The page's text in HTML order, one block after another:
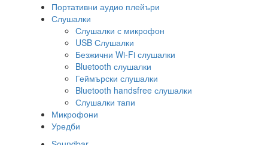
Портативни аудио плейъри
Слушалки
Слушалки с микрофон
USB Слушалки
Безжични Wi-Fi слушалки
Bluetooth слушалки
Геймърски слушалки
Bluetooth handsfree слушалки
Слушалки тапи
Микрофони
Уредби